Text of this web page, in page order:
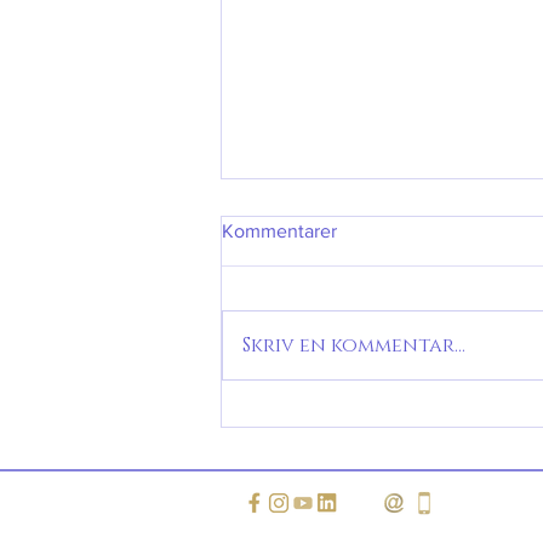
Kommentarer
Skriv en kommentar...